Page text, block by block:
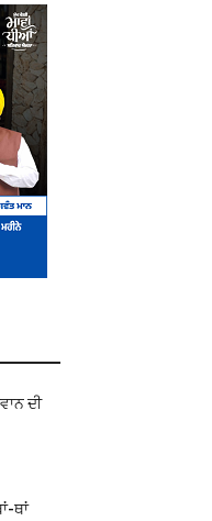
ਦੀ
ਥਾਂ